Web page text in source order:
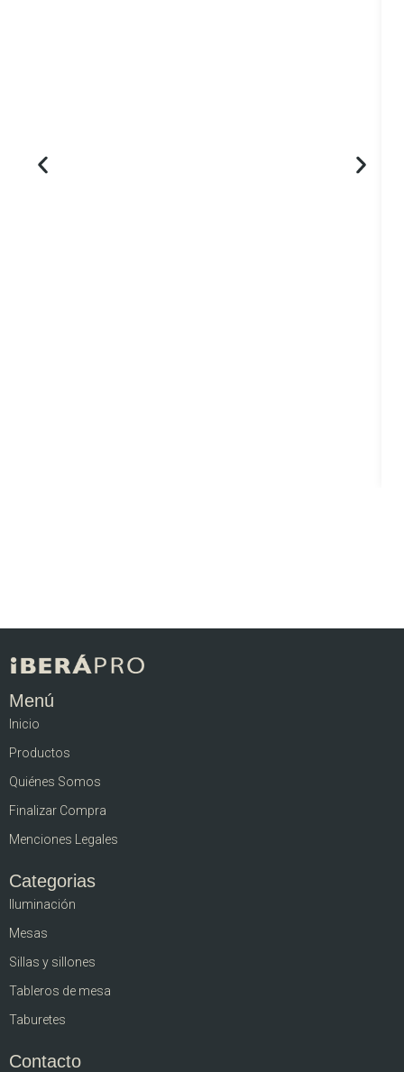
Menú
Inicio
Productos
Quiénes Somos
Finalizar Compra
Menciones Legales
Categorias
Iluminación
Mesas
Sillas y sillones
Tableros de mesa
Taburetes
Contacto